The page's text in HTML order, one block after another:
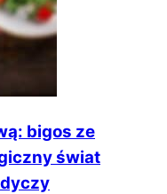
bigos ze
świat